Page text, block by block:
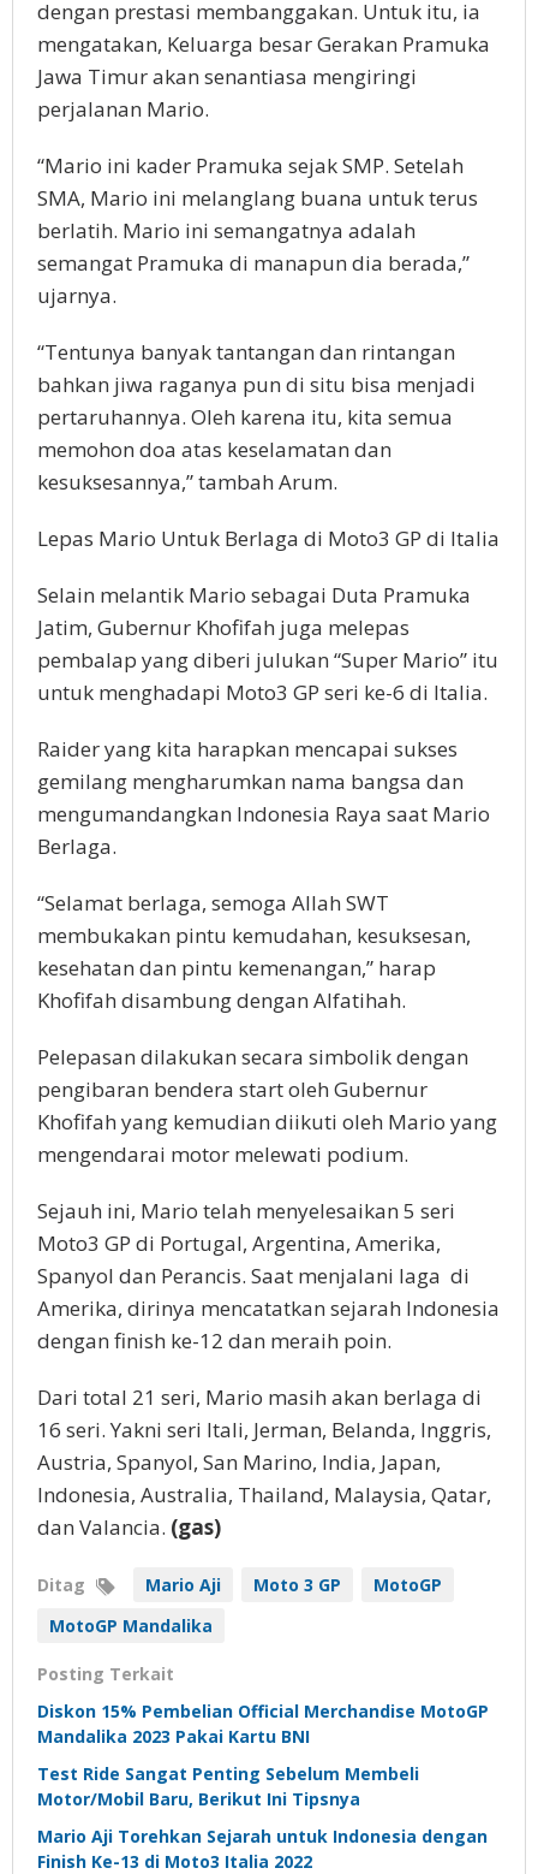
dengan prestasi membanggakan. Untuk itu, ia
mengatakan, Keluarga besar Gerakan Pramuka
Jawa Timur akan senantiasa mengiringi
perjalanan Mario.
“Mario ini kader Pramuka sejak SMP. Setelah
SMA, Mario ini melanglang buana untuk terus
berlatih. Mario ini semangatnya adalah
semangat Pramuka di manapun dia berada,”
ujarnya.
“Tentunya banyak tantangan dan rintangan
bahkan jiwa raganya pun di situ bisa menjadi
pertaruhannya. Oleh karena itu, kita semua
memohon doa atas keselamatan dan
kesuksesannya,” tambah Arum.
Lepas Mario Untuk Berlaga di Moto3 GP di Italia
Selain melantik Mario sebagai Duta Pramuka
Jatim, Gubernur Khofifah juga melepas
pembalap yang diberi julukan “Super Mario” itu
untuk menghadapi Moto3 GP seri ke-6 di Italia.
Raider yang kita harapkan mencapai sukses
gemilang mengharumkan nama bangsa dan
mengumandangkan Indonesia Raya saat Mario
Berlaga.
“Selamat berlaga, semoga Allah SWT
membukakan pintu kemudahan, kesuksesan,
kesehatan dan pintu kemenangan,” harap
Khofifah disambung dengan Alfatihah.
Pelepasan dilakukan secara simbolik dengan
pengibaran bendera start oleh Gubernur
Khofifah yang kemudian diikuti oleh Mario yang
mengendarai motor melewati podium.
Sejauh ini, Mario telah menyelesaikan 5 seri
Moto3 GP di Portugal, Argentina, Amerika,
Spanyol dan Perancis. Saat menjalani laga di
Amerika, dirinya mencatatkan sejarah Indonesia
dengan finish ke-12 dan meraih poin.
Dari total 21 seri, Mario masih akan berlaga di
16 seri. Yakni seri Itali, Jerman, Belanda, Inggris,
Austria, Spanyol, San Marino, India, Japan,
Indonesia, Australia, Thailand, Malaysia, Qatar,
dan Valancia. (gas)
Ditag Mario Aji Moto 3 GP
MotoGP
MotoGP Mandalika
Posting Terkait
Diskon 15% Pembelian Official Merchandise MotoGP
Mandalika 2023 Pakai Kartu BNI
Test Ride Sangat Penting Sebelum Membeli
Motor/Mobil Baru, Berikut Ini Tipsnya
Mario Aji Torehkan Sejarah untuk Indonesia dengan
Finish Ke-13 di Moto3 Italia 2022